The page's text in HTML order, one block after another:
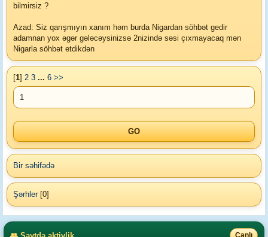
bilmirsiz ?
Azad: Siz qarışmıyın xanım həm burda Nigardan söhbət gedir
adamnan yox əgər gələcəysinizsə 2nizində səsi çıxmayacaq mən
Nigarla söhbət etdikdən
[1] 2 3 ... 6 >>
Bir səhifədə
Şərhler[0]
👥 Saytda aktivlik Canlı